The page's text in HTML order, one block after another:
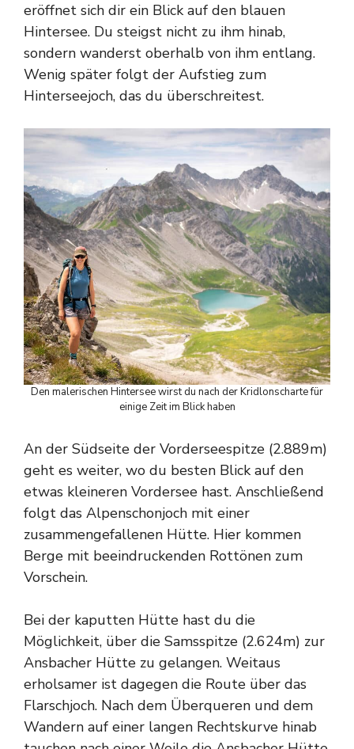
eröffnet sich dir ein Blick auf den blauen
Hintersee. Du steigst nicht zu ihm hinab,
sondern wanderst oberhalb von ihm entlang.
Wenig später folgt der Aufstieg zum
Hinterseejoch, das du überschreitest.
Den malerischen Hintersee wirst du nach der Kridlonscharte für
einige Zeit im Blick haben
An der Südseite der Vorderseespitze (2.889m)
geht es weiter, wo du besten Blick auf den
etwas kleineren Vordersee hast. Anschließend
folgt das Alpenschonjoch mit einer
zusammengefallenen Hütte. Hier kommen
Berge mit beeindruckenden Rottönen zum
Vorschein.
Bei der kaputten Hütte hast du die
Möglichkeit, über die Samsspitze (2.624m) zur
Ansbacher Hütte zu gelangen. Weitaus
erholsamer ist dagegen die Route über das
Flarschjoch. Nach dem Überqueren und dem
Wandern auf einer langen Rechtskurve hinab